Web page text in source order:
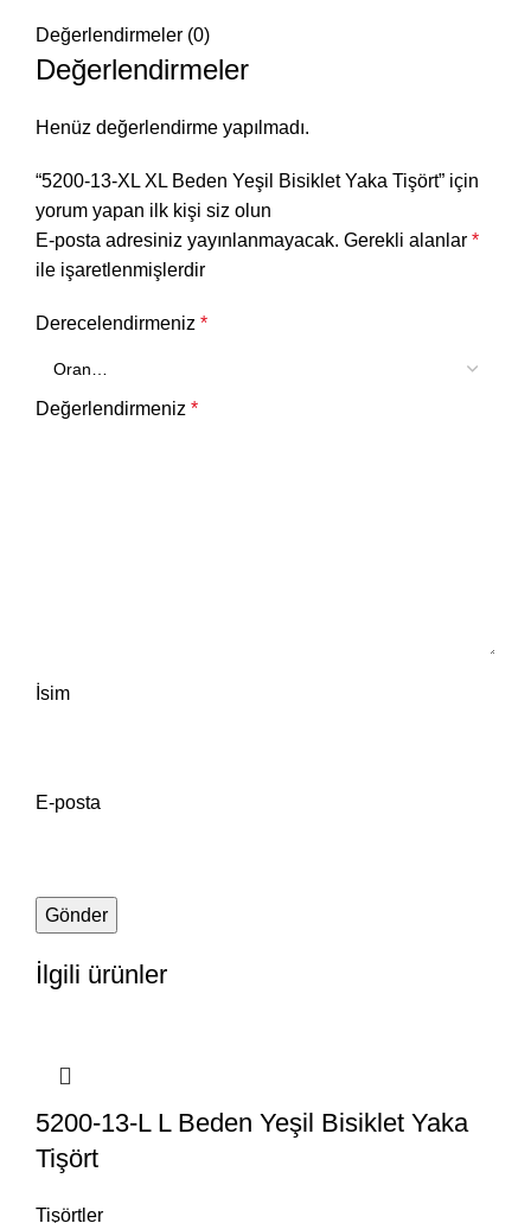
Değerlendirmeler (0)
Değerlendirmeler
Henüz değerlendirme yapılmadı.
“5200-13-XL XL Beden Yeşil Bisiklet Yaka Tişört” için
yorum yapan ilk kişi siz olun
E-posta adresiniz yayınlanmayacak. Gerekli alanlar *
ile işaretlenmişlerdir
Derecelendirmeniz *
Değerlendirmeniz *
İsim
E-posta
İlgili ürünler
5200-13-L L Beden Yeşil Bisiklet Yaka
Tişört
Tişörtler